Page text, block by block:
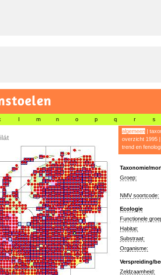
l m n o p q r s
algemeen|
overzicht 1995|
trend en
Taxonomie/
Groep:
NMV soortcode:
Ecologie
Functionele
Habitat:
Substraat:
Organisme:
Verspreiding/
Zeldzaamheid: